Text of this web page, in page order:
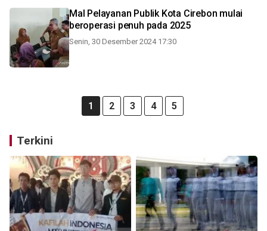
Mal Pelayanan Publik Kota Cirebon mulai
beroperasi penuh pada 2025
Senin, 30 Desember 2024 17:30
1 2 3 4 5
Terkini